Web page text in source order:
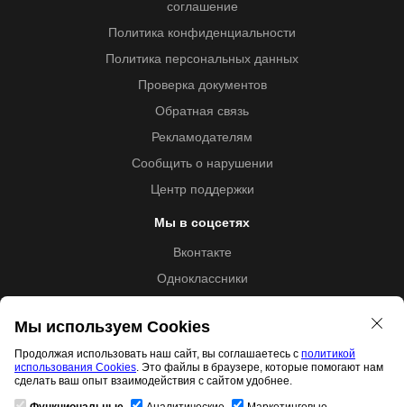
соглашение
Политика конфиденциальности
Политика персональных данных
Проверка документов
Обратная связь
Рекламодателям
Сообщить о нарушении
Центр поддержки
Мы в соцсетях
Вконтакте
Одноклассники
Образовательная лицензия №5257 от 09.09.2020 (Л035-
01253-67/00192487)
Мы используем Cookies
Продолжая использовать наш сайт, вы соглашаетесь с политикой
использования Cookies. Это файлы в браузере, которые помогают нам
сделать ваш опыт взаимодействия с сайтом удобнее.